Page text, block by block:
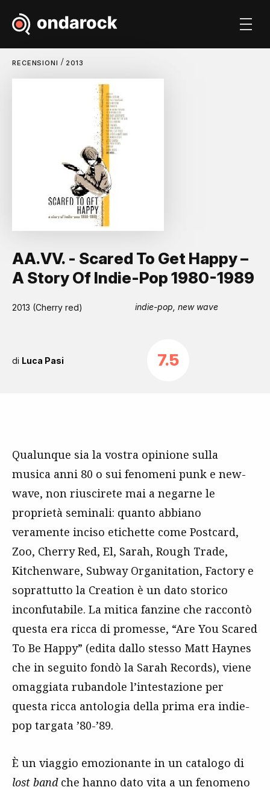
RECENSIONI / 2013
AA.VV. - Scared To Get Happy –
A Story Of Indie-Pop 1980-1989
2013 (Cherry red) indie-pop, new wave
di Luca Pasi 7.5
Qualunque sia la vostra opinione sulla
musica anni 80 o sui fenomeni punk e new-
wave, non riuscirete mai a negarne le
proprietà seminali: quanto abbiano
veramente inciso etichette come Postcard,
Zoo, Cherry Red, El, Sarah, Rough Trade,
Kitchenware, Subway Organitation, Factory e
soprattutto la Creation è un dato storico
inconfutabile. La mitica fanzine che raccontò
questa era ricca di promesse, “Are You Scared
To Be Happy” (edita dallo stesso Matt Haynes
che in seguito fondò la Sarah Records), viene
omaggiata rubandole l’intestazione per
questa ricca antologia della prima era indie-
pop targata ’80-’89.
È un viaggio emozionante in un catalogo di
lost bandche hanno dato vita a un fenomeno